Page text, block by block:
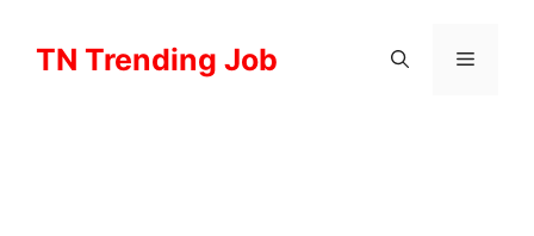
contentTN Trending Job Menu